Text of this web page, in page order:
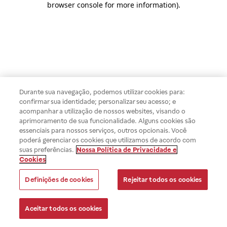
browser console for more information).
Durante sua navegação, podemos utilizar cookies para:
confirmar sua identidade; personalizar seu acesso; e
acompanhar a utilização de nossos websites, visando o
aprimoramento de sua funcionalidade. Alguns cookies são
essenciais para nossos serviços, outros opcionais. Você
poderá gerenciar os cookies que utilizamos de acordo com
suas preferências. Nossa Política de Privacidade e
Cookies
Definições de cookies Rejeitar todos os cookies
Aceitar todos os cookies